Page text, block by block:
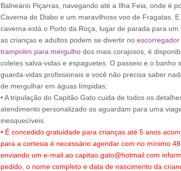
Balneário Piçarras, navegando até a Ilha Feia, onde é
Caverna do Diabo e um maravilhoso voo de Fragatas.
caverna está o Porto da Roça, lugar de parada para um
as crianças e adultos podem se divertir no
trampolim para mergulhodos mais corajosos, é
coletes salva-vidas e espaguetes. O passeio e o banho
guarda-vidas profissionais e você não precisa saber
de mergulhar em águas límpidas;
• A tripulação do Capitão Gato cuida de todos os
atendimento personalizado os aguardam para uma
• É concedido gratuidade para crianças até 5 anos
para a cortesia é necessário agendar com no mínimo
enviando um e-mail ao capitao.gato@hotmail.com
pedido, o nome completo e data de nascimento da